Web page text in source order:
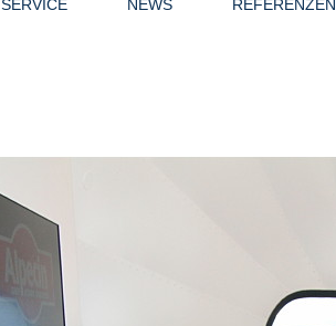
SERVICE NEWS REFERENZEN